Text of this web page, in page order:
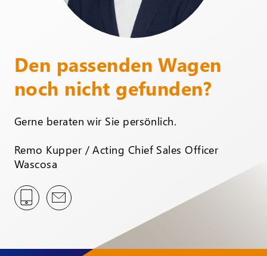
Den passenden Wagen
noch nicht gefunden?
Gerne beraten wir Sie persönlich.
Remo Kupper / Acting Chief Sales Officer
Wascosa